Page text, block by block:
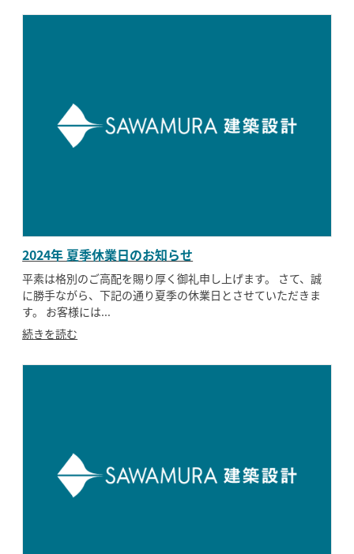
2024年 夏季休業日のお知らせ
平素は格別のご高配を賜り厚く御礼申し上げます。 さて、誠
に勝手ながら、下記の通り夏季の休業日とさせていただきま
す。 お客様には...
続きを読む